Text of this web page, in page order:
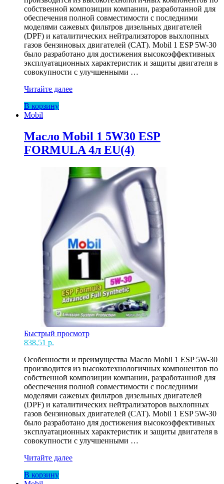
собственной композиции компании, разработанной для
обеспечения полной совместимости с последними
моделями сажевых фильтров дизельных двигателей
(DPF) и каталитических нейтрализаторов выхлопных
газов бензиновых двигателей (CAT). Mobil 1 ESP 5W-30
было разработано для достижения высокоэффективных
эксплуатационных характеристик и защиты двигателя в
совокупности с улучшенными …
Масло
1
5W30
SPL
V
1л
Читайте далее
В корзину
Mobil
Масло Mobil 1 5W30 ESP
FORMULA 4л EU(4)
Быстрый просмотр
838,51 р.
Особенности и преимущества Масло Mobil 1 ESP 5W-30
производится из высокотехнологичных компонентов по
собственной композиции компании, разработанной для
обеспечения полной совместимости с последними
моделями сажевых фильтров дизельных двигателей
(DPF) и каталитических нейтрализаторов выхлопных
газов бензиновых двигателей (CAT). Mobil 1 ESP 5W-30
было разработано для достижения высокоэффективных
эксплуатационных характеристик и защиты двигателя в
совокупности с улучшенными …
Масло
1
Читайте далее
В корзину